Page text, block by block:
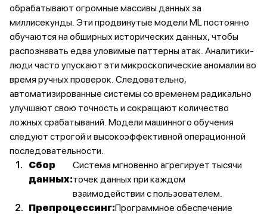
обрабатывают огромные массивы данных за
миллисекунды. Эти продвинутые модели ML постоянно
обучаются на обширных исторических данных, чтобы
распознавать едва уловимые паттерны атак. Аналитики-
люди часто упускают эти микроскопические аномалии во
время ручных проверок. Следовательно,
автоматизированные системы со временем радикально
улучшают свою точность и сокращают количество
ложных срабатываний. Модели машинного обучения
следуют строгой и высокоэффективной операционной
последовательности.
Сбор
данных:
Система мгновенно агрегирует тысячи
точек данных при каждом
взаимодействии с пользователем.
Препроцессинг:Программное обеспечение